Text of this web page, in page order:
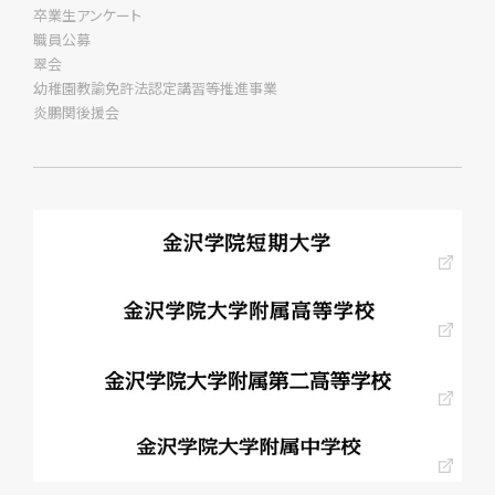
卒業生アンケート
職員公募
翠会
幼稚園教諭免許法認定講習等推進事業
炎鵬関後援会